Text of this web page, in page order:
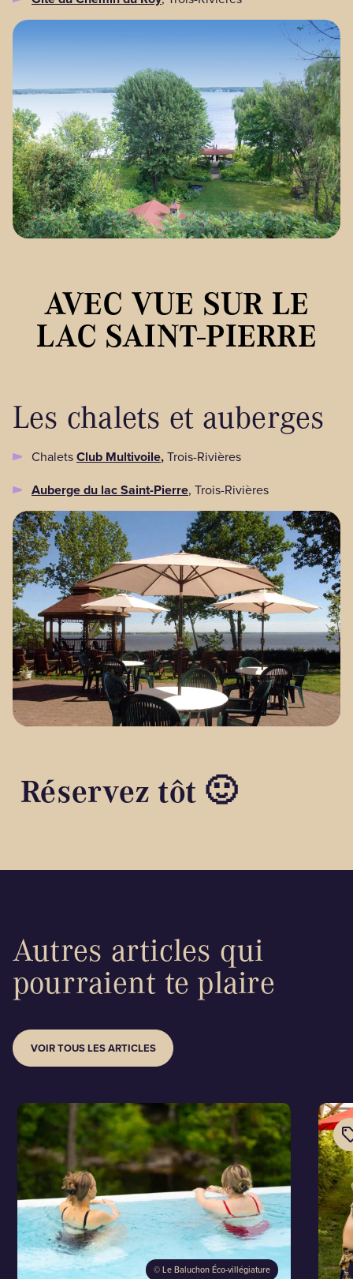
AVEC VUE SUR LE
LAC SAINT-PIERRE
Les chalets et auberges
ChaletsClub Multivoile,Trois-Rivières
Auberge du lac Saint-Pierre, Trois-Rivières
Réservez tôt 🙂
Autres articles qui
pourraient te plaire
VOIR TOUS LES ARTICLES
© Le Baluchon Éco-villégiature